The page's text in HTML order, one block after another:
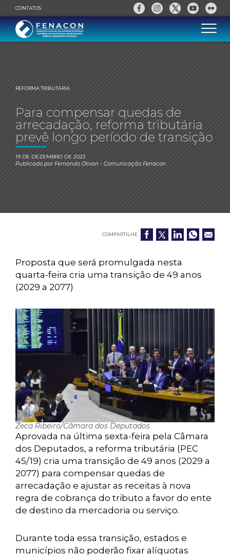
CONTATOS
REFORMA TRIBUTÁRIA
Para compensar quedas de
arrecadação, reforma tributária
prevê longo período de transição
19 DE DEZEMBRO DE 2023
Publicado porFernando Olivan- Comunicação Fenacon
COMPARTILHE
Proposta que será promulgada nesta
quarta-feira cria uma transição de 49 anos
(2029 a 2077)
Zeca Ribeiro/Câmara dos Deputados
Aprovada na última sexta-feira pela Câmara
dos Deputados, a reforma tributária (PEC
45/19) cria uma transição de 49 anos (2029 a
2077) para compensar quedas de
arrecadação e ajustar as receitas à nova
regra de cobrança do tributo a favor do ente
de destino da mercadoria ou serviço.
Durante toda essa transição, estados e
municípios não poderão fixar alíquotas